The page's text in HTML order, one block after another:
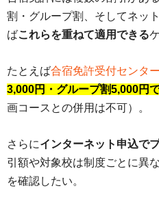
割・グループ割、そしてネッ
ばこれらを重ねて適用できる
たとえば合宿免許受付センター
3,000円・グループ割5,000円
画コースとの併用は不可）。
さらにインターネット申込で
引額や対象校は制度ごとに異
を確認したい。